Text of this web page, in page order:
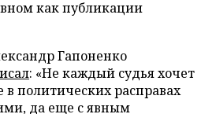
как публикации
Гапоненко
: «Не каждый судья хочет
политических расправах
да еще с явным